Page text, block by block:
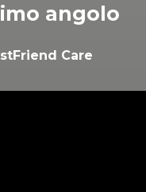
angolo
Care